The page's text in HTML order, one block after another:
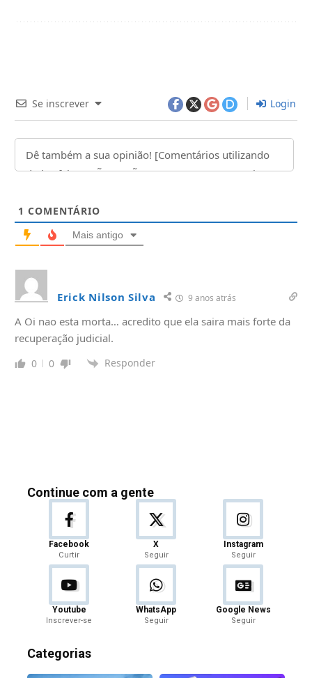
Se inscrever Login
1 COMENTÁRIO
Mais antigo
Erick Nilson Silva 9 anos atrás
A Oi nao esta morta… acredito que ela saira mais forte da
recuperação judicial.
0 0 Responder
Continue com a gente
Facebook
Curtir
X
Seguir
Instagram
Seguir
Youtube
Inscrever-se
WhatsApp
Seguir
Google News
Seguir
Categorias